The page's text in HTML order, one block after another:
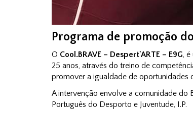
Programa de promoção
O Cool.BRAVE – Despert'ARTE – E9G, é
25 anos, através do treino de
promover a igualdade de oportunidades
A intervenção envolve a comunidade do
Português do Desporto e Juventude, I.P.